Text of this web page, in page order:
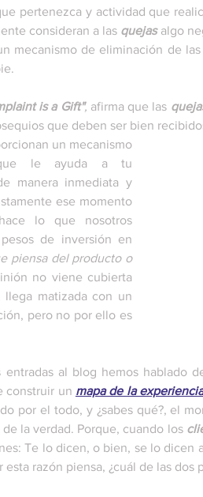
pertenezca y actividad que
consideran a las quejas algo
mecanismo de eliminación de las
is a Gift", afirma que las
que deben ser bien
un mecanismo
le ayuda a tu
manera inmediata y
ese momento
lo que nosotros
de inversión en
piensa del producto o
no viene cubierta
matizada con un
pero no por ello es
entradas al blog hemos hablado
construir un mapa de la experiencia
por el todo, y ¿sabes qué?, el
la verdad. Porque, cuando los
Te lo dicen, o bien, se lo dicen
razón piensa, ¿cuál de las dos